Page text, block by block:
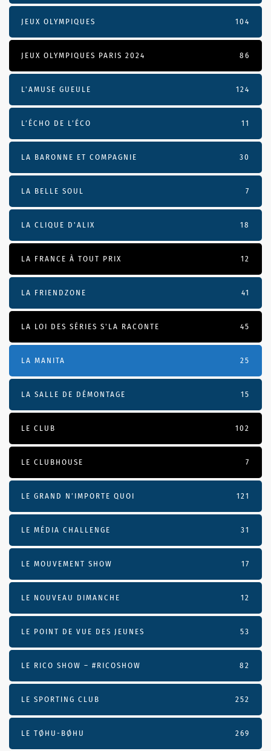
JEUX OLYMPIQUES 104
JEUX OLYMPIQUES PARIS 2024 86
L'AMUSE GUEULE 124
L’ÉCHO DE L’ÉCO 11
LA BARONNE ET COMPAGNIE 30
LA BELLE SOUL 7
LA CLIQUE D'ALIX 18
LA FRANCE À TOUT PRIX 12
LA FRIENDZONE 41
LA LOI DES SÉRIES S'LA RACONTE 45
LA MANITA 25
LA SALLE DE DÉMONTAGE 15
LE CLUB 102
LE CLUBHOUSE 7
LE GRAND N’IMPORTE QUOI 121
LE MÉDIA CHALLENGE 31
LE MOUVEMENT SHOW 17
LE NOUVEAU DIMANCHE 12
LE POINT DE VUE DES JEUNES 53
LE RICO SHOW – #RICOSHOW 82
LE SPORTING CLUB 252
LE TØHU-BØHU 269